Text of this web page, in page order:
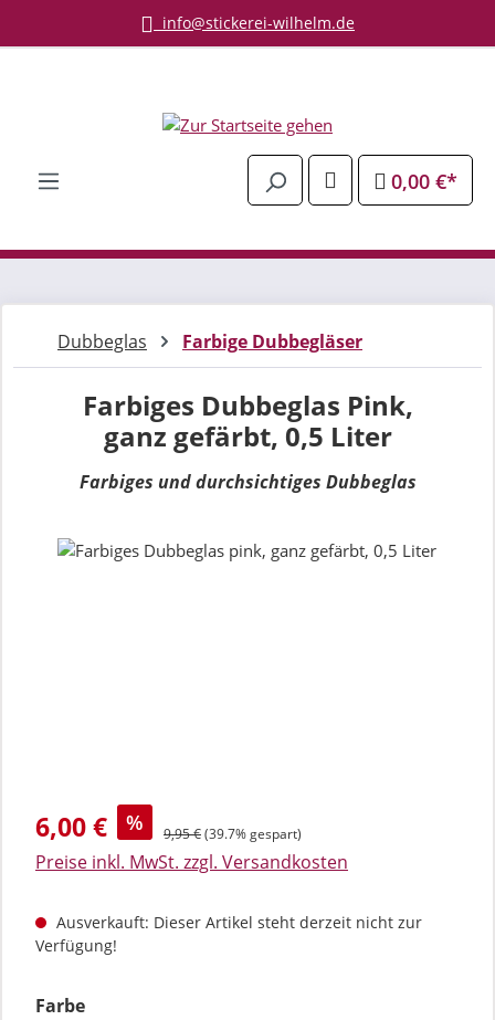
Zum Hauptinhalt springeninfo@stickerei-wilhelm.de
0,00 €*
Dubbeglas Farbige Dubbegläser
Farbiges Dubbeglas Pink,
ganz gefärbt, 0,5 Liter
Farbiges und durchsichtiges Dubbeglas
Bildergalerie überspringen
Verkaufspreis:
6,00 € % Regulärer Preis:
9,95 €(39.7% gespart)
Preise inkl. MwSt. zzgl. Versandkosten
Ausverkauft: Dieser Artikel steht derzeit nicht zur
Verfügung!
Farbeauswählen